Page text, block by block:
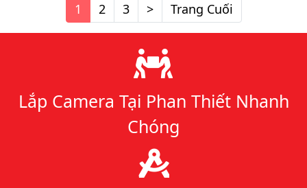
1 2 3 > Trang Cuối
Lý do chọn chúng tôi
Lắp Camera Tại Phan Thiết Nhanh
Chóng